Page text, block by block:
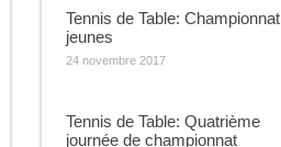
Tennis de Table: Championnat
jeunes
24 novembre 2017
Tennis de Table: Quatrième
journée de championnat